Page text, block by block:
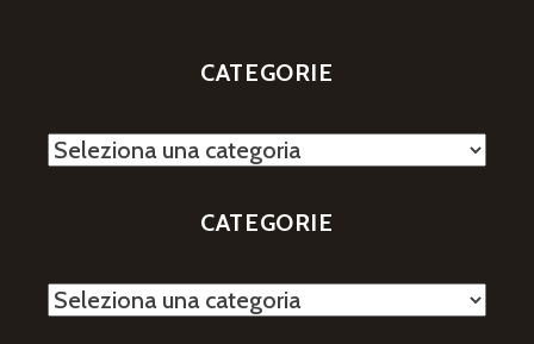
CATEGORIE
Categorie
CATEGORIE
Categorie